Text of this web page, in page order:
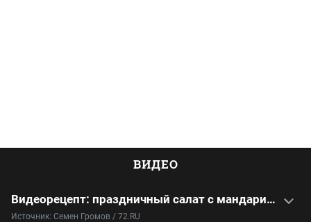
ВИДЕО
Видеорецепт: праздничный салат с мандарином и копченостями
Источник: Семен Громов / 72.RU